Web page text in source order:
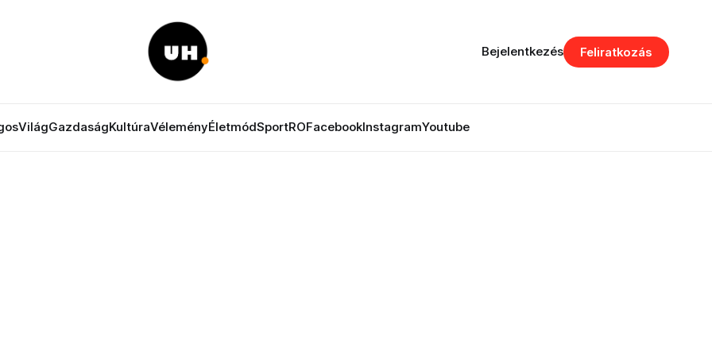
VilágGazdaságKultúraVéleményÉletmódSportROFacebookInstagramYoutube
Bejelentkezés Feliratkozás